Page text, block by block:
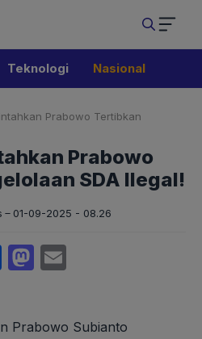
Teknologi Nasional
Prabowo Tertibkan
Prabowo
SDA Ilegal!
01-09-2025 - 08.26
Facebook
Mastodon
Prabowo Subianto